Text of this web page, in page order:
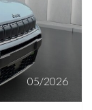
05/2026